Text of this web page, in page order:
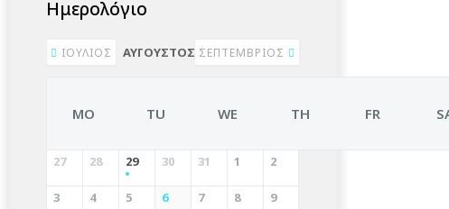
Ημερολόγιο
ΙΟΎΛΙΟΣ ΑΎΓΟΥΣΤΟΣ 2026ΣΕΠΤΈΜΒΡΙΟΣ
MO TU WE TH FR
27 28 29 30 31 1 2
3 4 5 6 7 8 9